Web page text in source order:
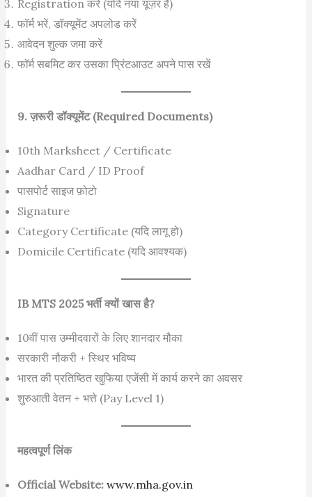
Registration करें (यदि नया यूज़र हैं)
फॉर्म भरें, डॉक्यूमेंट अपलोड करें
आवेदन शुल्क जमा करें
फॉर्म सबमिट कर उसका प्रिंटआउट अपने पास रखें
9. ज़रूरी डॉक्यूमेंट (Required Documents)
10th Marksheet / Certificate
Aadhar Card / ID Proof
पासपोर्ट साइज फ़ोटो
Signature
Category Certificate (यदि लागू हो)
Domicile Certificate (यदि आवश्यक)
IB MTS 2025 भर्ती क्यों खास है?
10वीं पास उम्मीदवारों के लिए शानदार मौका
सरकारी नौकरी + स्थिर भविष्य
भारत की प्रतिष्ठित खुफिया एजेंसी में कार्य करने का अवसर
शुरुआती वेतन + भत्ते (Pay Level 1)
महत्वपूर्ण लिंक
Official Website: www.mha.gov.in